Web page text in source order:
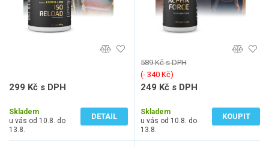
299 Kč s DPH
Skladem
u vás od 10.8. do
13.8.
DETAIL
589 Kč s DPH
(‐ 340 Kč)
249 Kč s DPH
Skladem
u vás od 10.8. do
13.8.
KOUPIT